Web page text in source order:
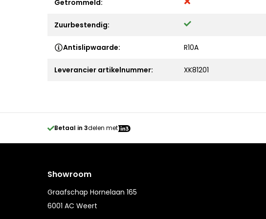
Getrommeld:
Zuurbestendig:
Antislipwaarde: R10A
Leverancier artikelnummer: XK81201
Betaal in 3delen met
Showroom
Graafschap Hornelaan 165
6001 AC Weert